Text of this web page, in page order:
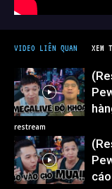
VIDEO LIÊN QUAN XEM
restream